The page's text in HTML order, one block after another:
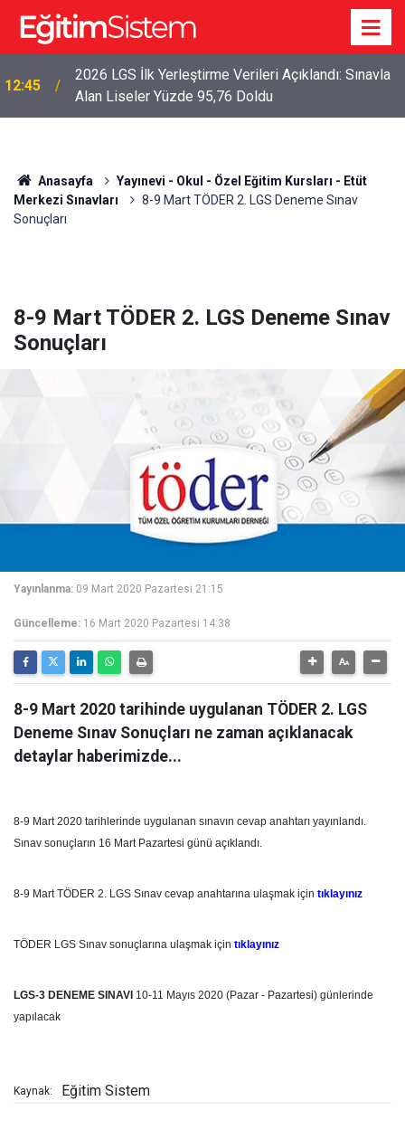
12:45
2026 LGS İlk Yerleştirme Verileri Açıklandı: Sınavla
Alan Liseler Yüzde 95,76 Doldu
Anasayfa
Yayınevi - Okul - Özel Eğitim Kursları - Etüt
Merkezi Sınavları
8-9 Mart TÖDER 2. LGS Deneme Sınav
Sonuçları
8-9 Mart TÖDER 2. LGS Deneme Sınav
Sonuçları
Yayınlanma: 09 Mart 2020 Pazartesi 21:15
Güncelleme: 16 Mart 2020 Pazartesi 14:38
8-9 Mart 2020 tarihinde uygulanan TÖDER 2. LGS
Deneme Sınav Sonuçları ne zaman açıklanacak
detaylar haberimizde...
8-9 Mart 2020 tarihlerinde uygulanan sınavın cevap anahtarı yayınlandı.
Sınav sonuçların 16 Mart Pazartesi günü açıklandı.
8-9 Mart TÖDER 2. LGS Sınav cevap anahtarına ulaşmak için tıklayınız
TÖDER LGS Sınav sonuçlarına ulaşmak için tıklayınız
LGS-3 DENEME SINAVI 10-11 Mayıs 2020 (Pazar - Pazartesi) günlerinde
yapılacak
Kaynak: Eğitim Sistem